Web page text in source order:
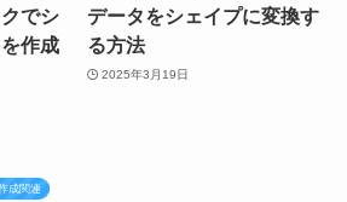
でシ
作成
データをシェイプに変換す
る方法
2025年3月19日
成関連